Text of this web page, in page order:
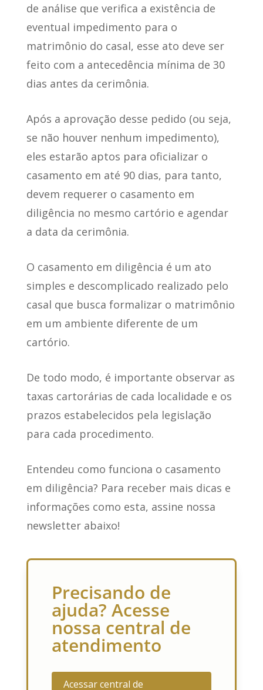
de análise que verifica a existência de
eventual impedimento para o
matrimônio do casal, esse ato deve ser
feito com a antecedência mínima de 30
dias antes da cerimônia.
Após a aprovação desse pedido (ou seja,
se não houver nenhum impedimento),
eles estarão aptos para oficializar o
casamento em até 90 dias, para tanto,
devem requerer o casamento em
diligência no mesmo cartório e agendar
a data da cerimônia.
O casamento em diligência é um ato
simples e descomplicado realizado pelo
casal que busca formalizar o matrimônio
em um ambiente diferente de um
cartório.
De todo modo, é importante observar as
taxas cartorárias de cada localidade e os
prazos estabelecidos pela legislação
para cada procedimento.
Entendeu como funciona o casamento
em diligência? Para receber mais dicas e
informações como esta, assine nossa
newsletter abaixo!
Precisando de
ajuda? Acesse
nossa central de
atendimento
Acessar central de